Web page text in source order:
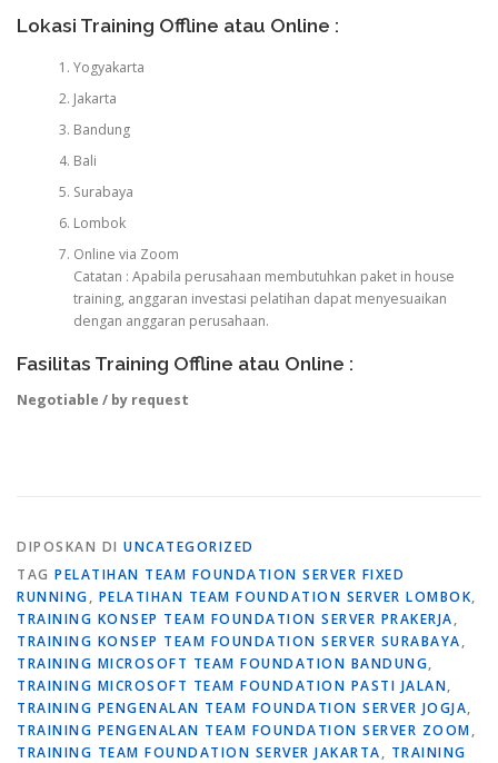
Lokasi Training Offline atau Online :
Yogyakarta
Jakarta
Bandung
Bali
Surabaya
Lombok
Online via Zoom
Catatan : Apabila perusahaan membutuhkan paket in house
training, anggaran investasi pelatihan dapat menyesuaikan
dengan anggaran perusahaan.
Fasilitas Training Offline atau Online :
Negotiable / by request
DIPOSKAN DI UNCATEGORIZED
TAG PELATIHAN TEAM FOUNDATION SERVER FIXED
RUNNING, PELATIHAN TEAM FOUNDATION SERVER LOMBOK,
TRAINING KONSEP TEAM FOUNDATION SERVER PRAKERJA,
TRAINING KONSEP TEAM FOUNDATION SERVER SURABAYA,
TRAINING MICROSOFT TEAM FOUNDATION BANDUNG,
TRAINING MICROSOFT TEAM FOUNDATION PASTI JALAN,
TRAINING PENGENALAN TEAM FOUNDATION SERVER JOGJA,
TRAINING PENGENALAN TEAM FOUNDATION SERVER ZOOM,
TRAINING TEAM FOUNDATION SERVER JAKARTA, TRAINING